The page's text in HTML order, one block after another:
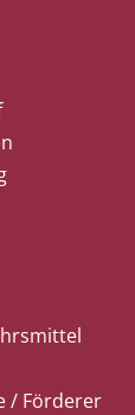
/ Förderer